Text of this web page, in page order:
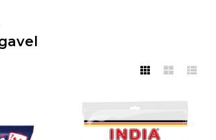
Bala 7 Belo Framboesa
600Gr